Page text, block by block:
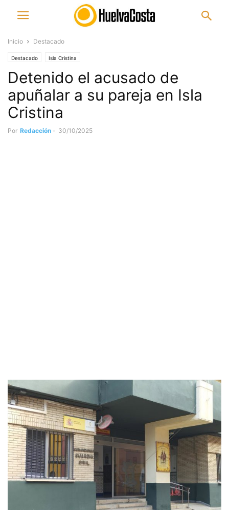
Inicio Destacado
Destacado Isla Cristina
Detenido el acusado de
apuñalar a su pareja en Isla
Cristina
Por Redacción - 30/10/2025